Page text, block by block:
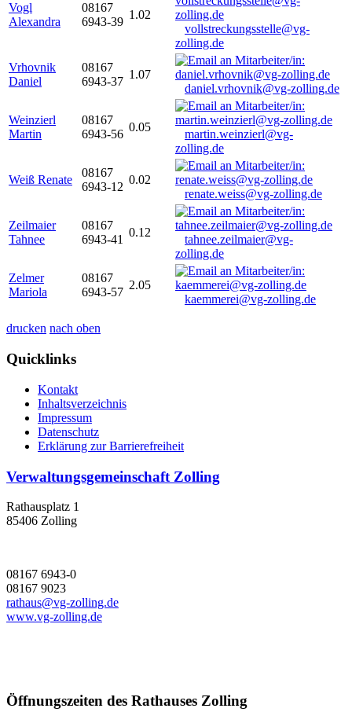
Vogl
Alexandra
08167
6943-39
1.02
vollstreckungsstelle@vg-
zolling.de
Vrhovnik
Daniel
08167
6943-37
1.07
daniel.vrhovnik@vg-zolling.de
Weinzierl
Martin
08167
6943-56
0.05
martin.weinzierl@vg-
zolling.de
Weiß Renate
08167
6943-12
0.02
renate.weiss@vg-zolling.de
Zeilmaier
Tahnee
08167
6943-41
0.12
tahnee.zeilmaier@vg-
zolling.de
Zelmer
Mariola
08167
6943-57
2.05
kaemmerei@vg-zolling.de
drucken nach oben
Quicklinks
Kontakt
Inhaltsverzeichnis
Impressum
Datenschutz
Erklärung zur Barrierefreiheit
Verwaltungsgemeinschaft Zolling
Rathausplatz 1
85406 Zolling
08167 6943-0
08167 9023
rathaus@vg-zolling.de
www.vg-zolling.de
Öffnungszeiten des Rathauses Zolling